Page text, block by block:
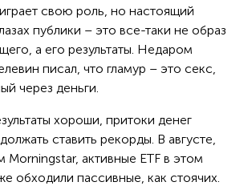
свою роль, но настоящий
публики – это все-таки не образ
а его результаты. Недаром
писал, что гламур – это секс,
через деньги.
хороши, притоки денег
ставить рекорды. В августе,
Morningstar, активные ETF в этом
обходили пассивные, как стоячих.